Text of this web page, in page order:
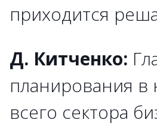
приходится
Д. Китченко:
планирования в
всего сектора